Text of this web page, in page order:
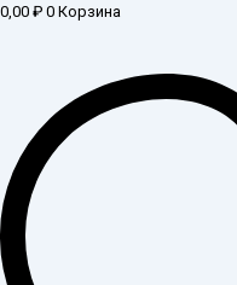
0,00 ₽ 0 Корзина